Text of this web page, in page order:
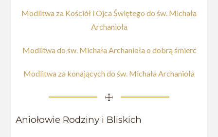
Modlitwa za Kościół i Ojca Świętego do św. Michała
Archanioła
Modlitwa do św. Michała Archanioła o dobrą śmierć
Modlitwa za konających do św. Michała Archanioła
☩
Aniołowie Rodziny i Bliskich